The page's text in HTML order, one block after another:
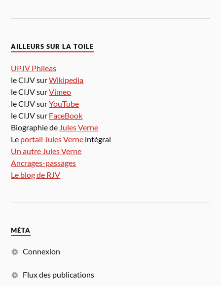
AILLEURS SUR LA TOILE
UPJV Phileas
le CIJV surWikipedia
le CIJV surVimeo
le CIJV surYouTube
le CIJV sur FaceBook
Biographie de Jules Verne
Le portail Jules Verne intégral
Un autre Jules Verne
Ancrages-passages
Le blog de RJV
MÉTA
Connexion
Flux des publications